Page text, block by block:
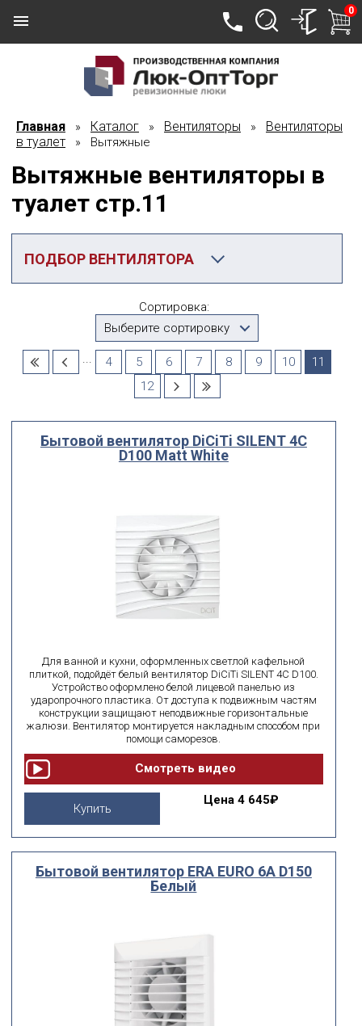
0
Главная » Каталог » Вентиляторы » Вентиляторы
в туалет » Вытяжные
Вытяжные вентиляторы в
туалет стр.11
ПОДБОР ВЕНТИЛЯТОРА
Производитель
Выберите...
Диаметр
мм
мм
поиск по id
Сбросить фильтр подобрать
Сортировка:
Выберите сортировку
... 4 5 6 7 8 9 10
11
12
Бытовой вентилятор DiCiTi SILENT 4C
D100 Matt White
Для ванной и кухни, оформленных светлой кафельной
плиткой, подойдёт белый вентилятор DiCiTi SILENT 4C D100.
Устройство оформлено белой лицевой панелью из
ударопрочного пластика. От доступа к подвижным частям
конструкции защищают неподвижные горизонтальные
жалюзи. Вентилятор монтируется накладным способом при
помощи саморезов.
Купить
Цена 4 645₽
Бытовой вентилятор ERA EURO 6A D150
Белый